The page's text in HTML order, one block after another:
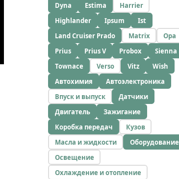
Dyna
Estima
Harrier
Highlander
Ipsum
Ist
Land Cruiser Prado
Matrix
Opa
Prius
Prius V Probox
Sienna
Townace
Verso Vitz
Wish
Автохимия
Автоэлектроника
Впуск и выпуск
Датчики
Двигатель
Зажигание
Коробка передач
Кузов
Масла и жидкости
Оборудование
Освещение
Охлаждение и отопление